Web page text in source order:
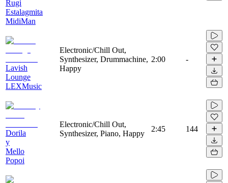
Rugi
Estalagmita
MidiMan
Lavish
Lounge
LEXMusic
Electronic/Chill Out,
Synthesizer, Drummachine,
Happy
2:00 -
Dorila
y
Mello
Popoi
Electronic/Chill Out,
Synthesizer, Piano, Happy
2:45 144